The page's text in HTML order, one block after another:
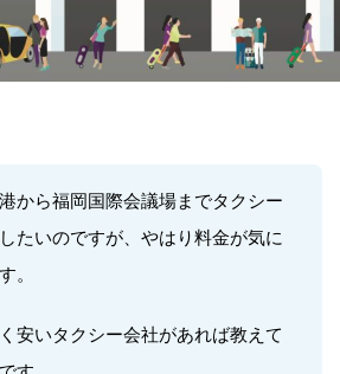
から福岡国際会議場までタクシー
たいのですが、やはり料金が気に
。
安いタクシー会社があれば教えて